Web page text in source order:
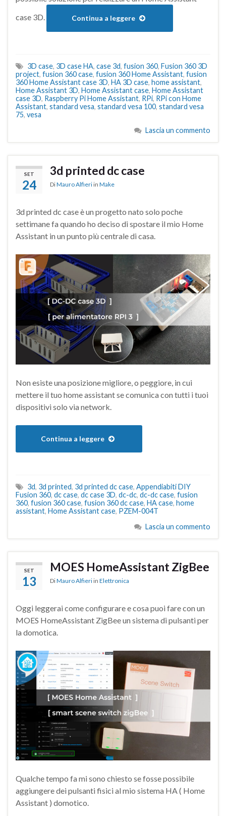
case 3D.
Continua a leggere
3D case, 3D case HA, case 3d, fusion 360, Fusion 360 3D
project, fusion 360 case, fusion 360 Home Assistant, fusion
360 Home Assistant case 3D, HA 3D case, home assistant,
Home Assistant 3D, Home Assistant case, Home Assistant
case 3D, Raspberry Pi Home Assistant, RPi, RPi con Home
Assistant, standard vesa, standard vesa 100, standard vesa
75, vesa
Lascia un commento
SET
24
3d printed dc case
DiMauro Alfieri in Make
3d printed dc case è un progetto nato solo poche
settimane fa quando ho deciso di spostare il mio Home
Assistant in un punto più centrale di casa.
Non esiste una posizione migliore, o peggiore, in cui
mettere il tuo home assistant se comunica con tutti i tuoi
dispositivi solo via network.
Continua a leggere
3d, 3d printed, 3d printed dc case, Appendiabiti DIY
Fusion 360, dc case, dc case 3D, dc-dc, dc-dc case, fusion
360, fusion 360 case, fusion 360 dc case, HA case, home
assistant, Home Assistant case, PZEM-004T
Lascia un commento
SET
13
MOES HomeAssistant ZigBee
DiMauro Alfieri in Elettronica
Oggi leggerai come configurare e cosa puoi fare con un
MOES HomeAssistant ZigBee un sistema di pulsanti per
la domotica.
Qualche tempo fa mi sono chiesto se fosse possibile
aggiungere dei pulsanti fisici al mio sistema HA ( Home
Assistant ) domotico.